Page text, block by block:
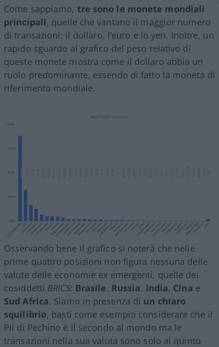
Come sappiamo, tre sono le monete mondiali
principali, quelle che vantano il maggior numero
di transazioni: il dollaro, l’euro e lo yen. Inoltre, un
rapido sguardo al grafico del peso relativo di
queste monete mostra come il dollaro abbia un
ruolo predominante, essendo di fatto la moneta di
riferimento mondiale.
Osservando bene il grafico si noterà che nelle
prime quattro posizioni non figura nessuna delle
valute delle economie ex emergenti, quelle dei
cosiddetti BRICS: Brasile, Russia, India, Cina e
Sud Africa. Siamo in presenza di un chiaro
squilibrio, basti come esempio considerare che il
Pil di Pechino è il secondo al mondo ma le
transazioni nella sua valuta sono solo al quinto